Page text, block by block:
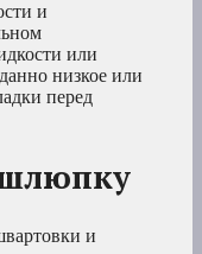
и
или
низкое или
перед
и